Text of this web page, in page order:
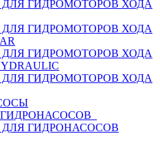
ГИДРОМОТОРОВ ХОДА
ГИДРОМОТОРОВ ХОДА
ГИДРОМОТОРОВ ХОДА
ГИДРОМОТОРОВ ХОДА
ДЛЯ ГИДРОНАСОСОВ